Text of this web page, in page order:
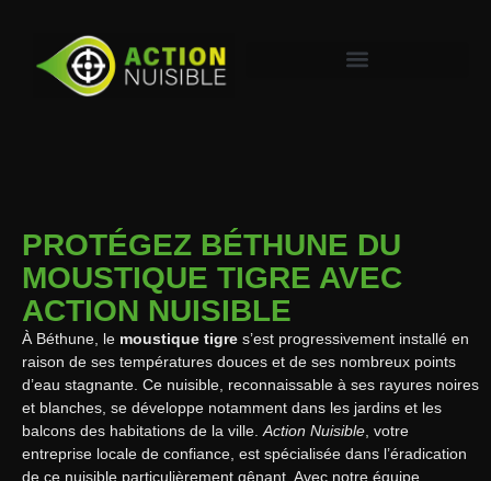
PROTÉGEZ BÉTHUNE DU
MOUSTIQUE TIGRE AVEC
ACTION NUISIBLE
À Béthune, le moustique tigre s’est progressivement installé en
raison de ses températures douces et de ses nombreux points
d’eau stagnante. Ce nuisible, reconnaissable à ses rayures noires
et blanches, se développe notamment dans les jardins et les
balcons des habitations de la ville. Action Nuisible , votre
entreprise locale de confiance, est spécialisée dans l’éradication
de ce nuisible particulièrement gênant. Avec notre équipe